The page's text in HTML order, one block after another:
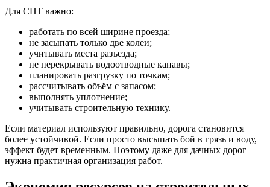
Для СНТ важно:
работать по всей ширине проезда;
не засыпать только две колеи;
учитывать места разъезда;
не перекрывать водоотводные канавы;
планировать разгрузку по точкам;
рассчитывать объём с запасом;
выполнять уплотнение;
учитывать строительную технику.
Если материал используют правильно, дорога становится
более устойчивой. Если просто высыпать бой в грязь и воду,
эффект будет временным. Поэтому даже для дачных дорог
нужна практичная организация работ.